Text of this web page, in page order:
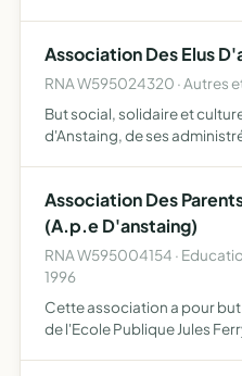
Association Des Elus
RNA W595024320 · Autres
But social, solidaire et
d'Anstaing, de ses
Association Des
(A.p.e D'anstaing)
RNA W595004154 ·
1996
Cette association a pour
de l'Ecole Publique Jules